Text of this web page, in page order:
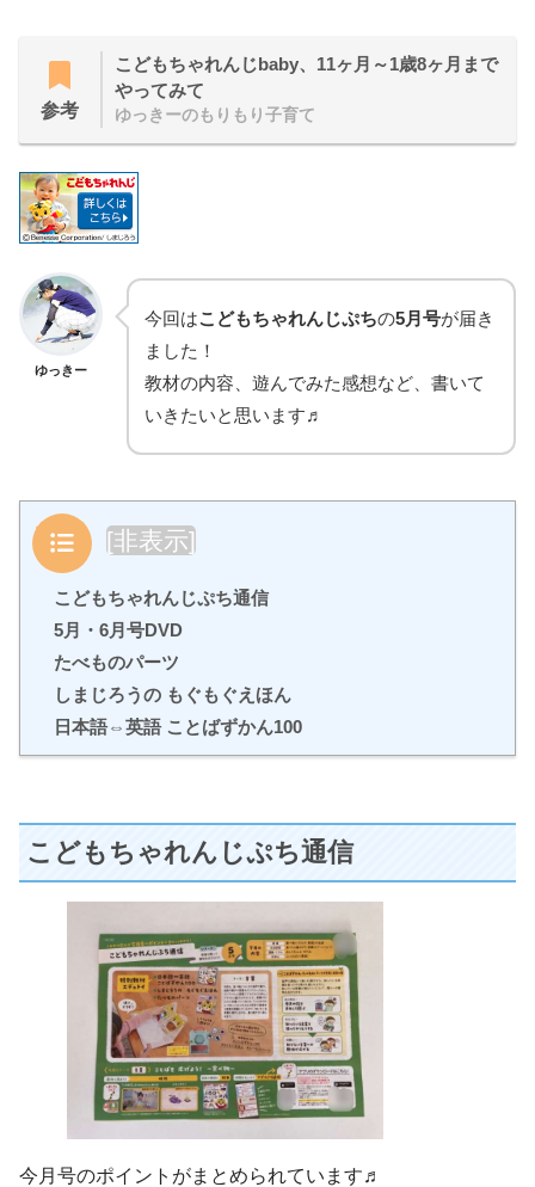
参考
こどもちゃれんじbaby、11ヶ月～1歳8ヶ月まで
やってみて
ゆっきーのもりもり子育て
ゆっきー
今回はこどもちゃれんじぷちの5月号が届き
ました！
教材の内容、遊んでみた感想など、書いて
いきたいと思います♬
目次 [非表示]
こどもちゃれんじぷち通信
5月・6月号DVD
たべものパーツ
しまじろうの もぐもぐえほん
日本語⇔英語 ことばずかん100
こどもちゃれんじぷち通信
今月号のポイントがまとめられています♬